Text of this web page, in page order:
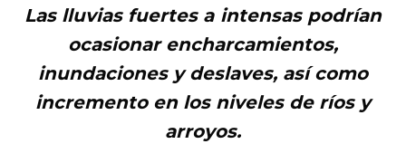
Las lluvias fuertes a intensas podrían
ocasionar encharcamientos,
inundaciones y deslaves, así como
incremento en los niveles de ríos y
arroyos.